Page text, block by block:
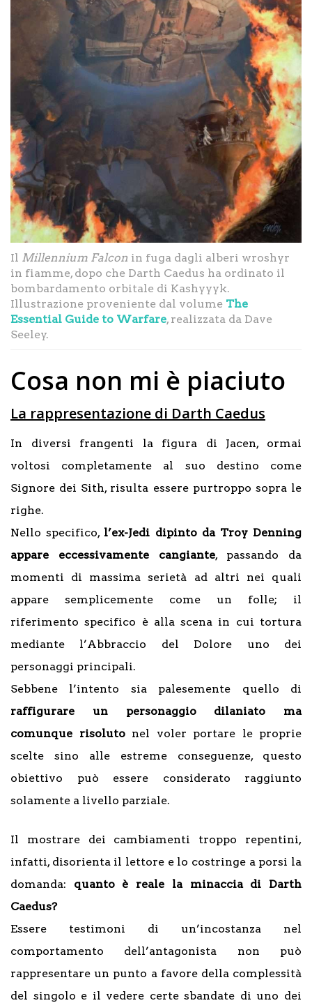
Il Millennium Falcon in fuga dagli alberi wroshyr
in fiamme, dopo che Darth Caedus ha ordinato il
bombardamento orbitale di Kashyyyk.
Illustrazione proveniente dal volume The
Essential Guide to Warfare, realizzata da Dave
Seeley.
Cosa non mi è piaciuto
La rappresentazione di Darth Caedus
In diversi frangenti la figura di Jacen, ormai
voltosi completamente al suo destino come
Signore dei Sith, risulta essere purtroppo sopra le
righe.
Nello specifico, l’ex-Jedi dipinto da Troy Denning
appare eccessivamente cangiante, passando da
momenti di massima serietà ad altri nei quali
appare semplicemente come un folle; il
riferimento specifico è alla scena in cui tortura
mediante l’Abbraccio del Dolore uno dei
personaggi principali.
Sebbene l’intento sia palesemente quello di
raffigurare un personaggio dilaniato ma
comunque risolutonel voler portare le proprie
scelte sino alle estreme conseguenze, questo
obiettivo può essere considerato raggiunto
solamente a livello parziale.
Il mostrare dei cambiamenti troppo repentini,
infatti, disorienta il lettore e lo costringe a porsi la
domanda: quanto è reale la minaccia di Darth
Caedus?
Essere testimoni di un’incostanza nel
comportamento dell’antagonista non può
rappresentare un punto a favore della complessità
del singolo e il vedere certe sbandate di uno dei